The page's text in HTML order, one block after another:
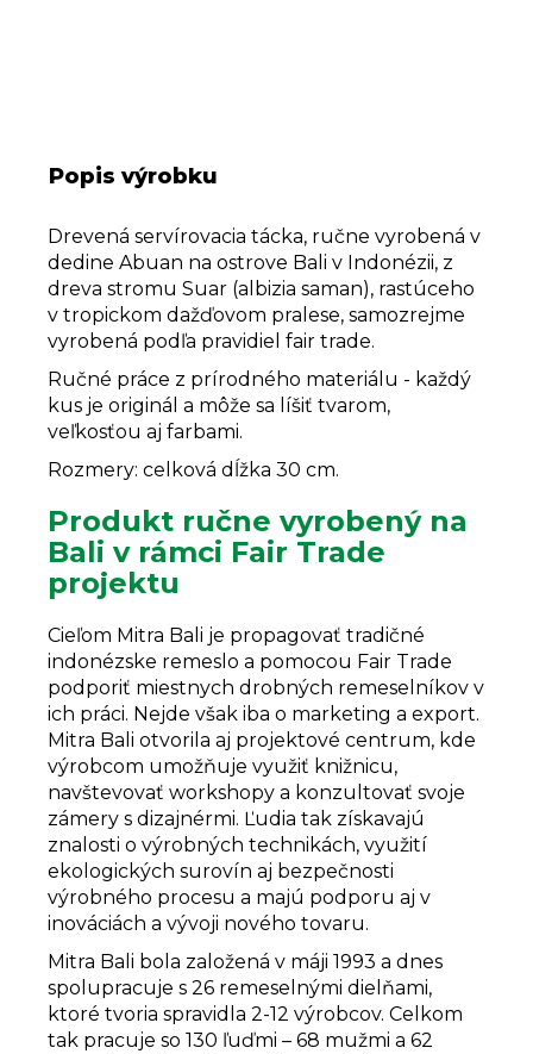
Popis výrobku
Drevená servírovacia tácka, ručne vyrobená v
dedine Abuan na ostrove Bali v Indonézii, z
dreva stromu Suar (albizia saman), rastúceho
v tropickom dažďovom pralese, samozrejme
vyrobená podľa pravidiel fair trade.
Ručné práce z prírodného materiálu - každý
kus je originál a môže sa líšiť tvarom,
veľkosťou aj farbami.
Rozmery: celková dĺžka 30 cm.
Produkt ručne vyrobený na
Bali v rámci Fair Trade
projektu
Cieľom Mitra Bali je propagovať tradičné
indonézske remeslo a pomocou Fair Trade
podporiť miestnych drobných remeselníkov v
ich práci. Nejde však iba o marketing a export.
Mitra Bali otvorila aj projektové centrum, kde
výrobcom umožňuje využiť knižnicu,
navštevovať workshopy a konzultovať svoje
zámery s dizajnérmi. Ľudia tak získavajú
znalosti o výrobných technikách, využití
ekologických surovín aj bezpečnosti
výrobného procesu a majú podporu aj v
inováciách a vývoji nového tovaru.
Mitra Bali bola založená v máji 1993 a dnes
spolupracuje s 26 remeselnými dielňami,
ktoré tvoria spravidla 2-12 výrobcov. Celkom
tak pracuje so 130 ľuďmi – 68 mužmi a 62